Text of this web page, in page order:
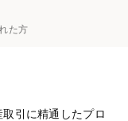
た方
取引に精通したプロ